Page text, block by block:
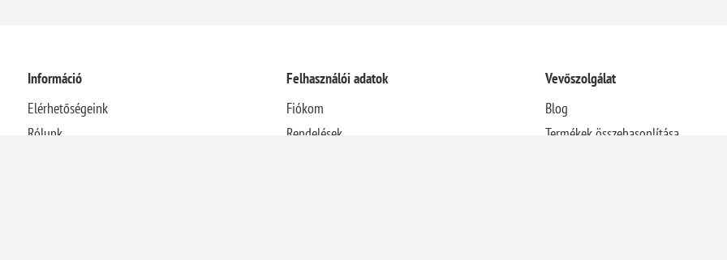
Információ
Elérhetőségeink
Rólunk
Felhasználói adatok
Fiókom
Rendelések
Vevőszolgálat
Blog
Termékek összehasonlítása